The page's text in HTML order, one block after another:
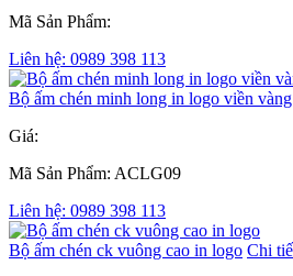
Mã Sản Phẩm:
Liên hệ: 0989 398 113
Bộ ấm chén minh long in logo viền vàng
Giá:
Mã Sản Phẩm: ACLG09
Liên hệ: 0989 398 113
Bộ ấm chén ck vuông cao in logo Chi